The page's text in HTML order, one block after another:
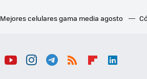
Mejores celulares gama media agosto